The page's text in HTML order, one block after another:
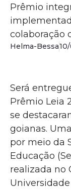
Prêmio
colaboração
Helma-Bessa
Será
Prêmio Leia
se
goianas.
por meio da
Educação
realizada no
Universidade